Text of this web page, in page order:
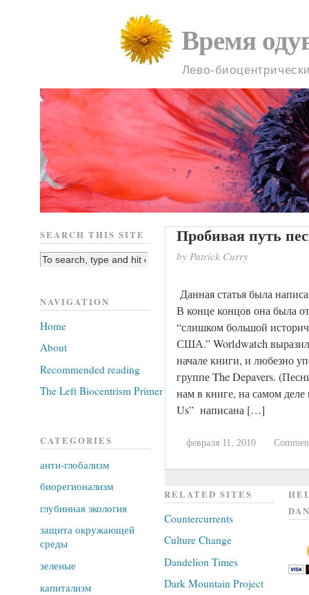
Время
Лево-
Пробивая путь
by Patrick Curry
Данная статья была
В конце концов она была
“слишком большой
США.” Worldwatch выразил
начале книги, и любезно
группе The Depavers.
нам в книге, на самом
Us” написана […]
февраля 11, 2010
SEARCH THIS SITE
NAVIGATION
Home
About
Recommended reading
The Left Biocentrism Primer
CATEGORIES
анти-глобализм
биорегионализм
глубинная экология
защита окружающей
среды
зеленые
капитализм
RELATED SITES
Countercurrents
Culture Change
Dandelion Times
Dark Mountain Project